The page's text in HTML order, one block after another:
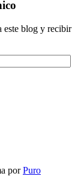
este blog y recibir
porPuro